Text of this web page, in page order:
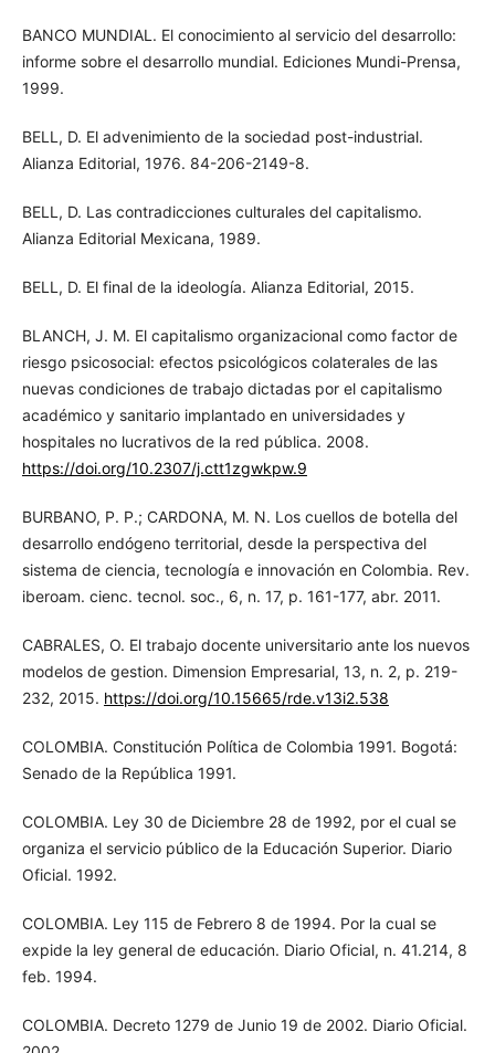
BANCO MUNDIAL. El conocimiento al servicio del desarrollo:
informe sobre el desarrollo mundial. Ediciones Mundi-Prensa,
1999.
BELL, D. El advenimiento de la sociedad post-industrial.
Alianza Editorial, 1976. 84-206-2149-8.
BELL, D. Las contradicciones culturales del capitalismo.
Alianza Editorial Mexicana, 1989.
BELL, D. El final de la ideología. Alianza Editorial, 2015.
BLANCH, J. M. El capitalismo organizacional como factor de
riesgo psicosocial: efectos psicológicos colaterales de las
nuevas condiciones de trabajo dictadas por el capitalismo
académico y sanitario implantado en universidades y
hospitales no lucrativos de la red pública. 2008.
https://doi.org/10.2307/j.ctt1zgwkpw.9
BURBANO, P. P.; CARDONA, M. N. Los cuellos de botella del
desarrollo endógeno territorial, desde la perspectiva del
sistema de ciencia, tecnología e innovación en Colombia. Rev.
iberoam. cienc. tecnol. soc., 6, n. 17, p. 161-177, abr. 2011.
CABRALES, O. El trabajo docente universitario ante los nuevos
modelos de gestion. Dimension Empresarial, 13, n. 2, p. 219-
232, 2015. https://doi.org/10.15665/rde.v13i2.538
COLOMBIA. Constitución Política de Colombia 1991. Bogotá:
Senado de la República 1991.
COLOMBIA. Ley 30 de Diciembre 28 de 1992, por el cual se
organiza el servicio público de la Educación Superior. Diario
Oficial. 1992.
COLOMBIA. Ley 115 de Febrero 8 de 1994. Por la cual se
expide la ley general de educación. Diario Oficial, n. 41.214, 8
feb. 1994.
COLOMBIA. Decreto 1279 de Junio 19 de 2002. Diario Oficial.